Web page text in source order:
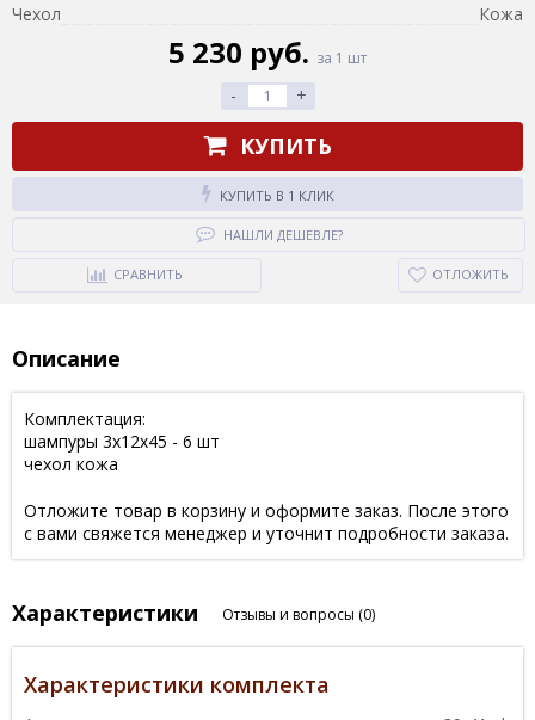
Чехол
Кожа
5 230 руб. за 1 шт
- +
КУПИТЬ
КУПИТЬ В 1 КЛИК
НАШЛИ ДЕШЕВЛЕ?
СРАВНИТЬ ОТЛОЖИТЬ
Описание
Комплектация:
шампуры 3х12х45 - 6 шт
чехол кожа
Отложите товар в корзину и оформите заказ. После этого
с вами свяжется менеджер и уточнит подробности заказа.
Характеристики Отзывы и вопросы (0)
Характеристики комплекта